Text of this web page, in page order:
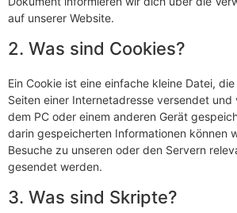
auf unserer Website.
2. Was sind Cookies?
Ein Cookie ist eine einfache kleine Datei,
Seiten einer Internetadresse versendet und
dem PC oder einem anderen Gerät
darin gespeicherten Informationen können
Besuche zu unseren oder den Servern
gesendet werden.
3. Was sind Skripte?